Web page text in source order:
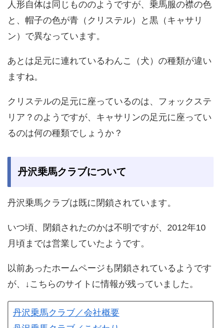
人形自体は同じもののようですが、乗馬服の襟の色
と、帽子の色が青（クリステル）と黒（キャサリ
ン）で異なっています。
あとは足元に連れているわんこ（犬）の種類が違い
ますね。
クリステルの足元に座っているのは、フォックステ
リア？のようですが、キャサリンの足元に座ってい
るのは何の種類でしょうか？
丹沢乗馬クラブについて
丹沢乗馬クラブは既に閉鎖されています。
いつ頃、閉鎖されたのかは不明ですが、2012年10
月頃までは営業していたようです。
以前あったホームページも閉鎖されているようです
が、↓こちらのサイトに情報が残っていました。
丹沢乗馬クラブ／会社概要